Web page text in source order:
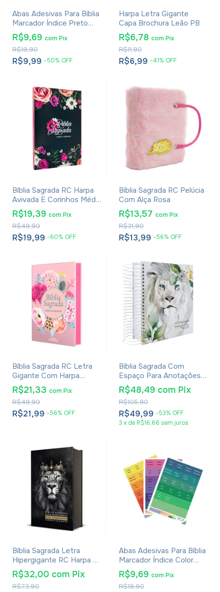
Abas Adesivas Para Bíblia
Marcador Índice Preto
Pacote Com 4
R$9,99 -50% OFF
R$19,90
R$9,69 comPix
Harpa Letra Gigante
Capa Brochura Leão PB
R$6,99 -41% OFF
R$11,90
R$6,78 com Pix
Bíblia Sagrada RC Harpa
Avivada E Corinhos Média
Capa Dura Floral Pink
R$19,99 -60% OFF
R$49,90
R$19,39 comPix
Bíblia Sagrada RC Pelúcia
Com Alça Rosa
R$13,99 -56% OFF
R$31,90
R$13,57 com Pix
Bíblia Sagrada RC Letra
Gigante Com Harpa
Avivada E Corinhos Capa
Dura Circulo Flores
R$21,99 -56% OFF
R$49,90
R$21,33 comPix
Bíblia Sagrada Com
Espaço Para Anotações
Harpa Avivada E Corinhos
Leão Aquarela
R$49,99 -53% OFF
R$105,90
R$48,49 com Pix
3 x de R$16,66 sem juros
Bíblia Sagrada Letra
Hipergigante RC Harpa E
Corinhos Média Capa
Dura Leão Rei Dos Reis
R$73,90
R$32,00 com Pix
Abas Adesivas Para Bíblia
Marcador Índice Color
Pacote Com 3
R$19,90
R$9,69 com Pix